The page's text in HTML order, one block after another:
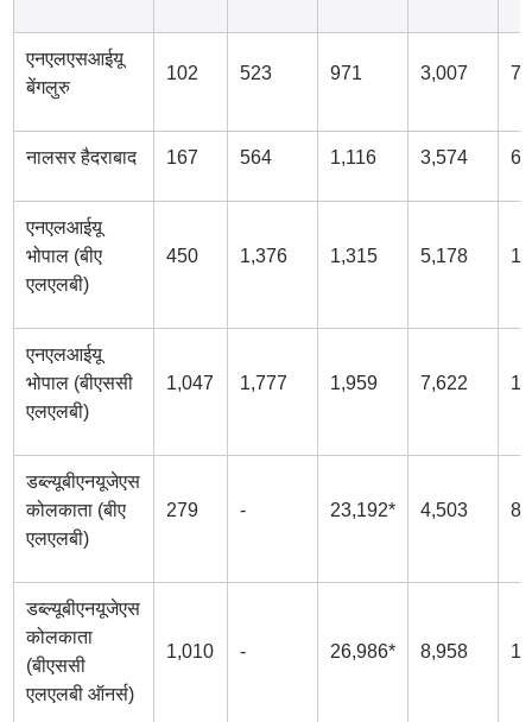
एनएलएसआईयू
बेंगलुरु
102 523 971 3,007
नालसर हैदराबाद 167 564 1,116 3,574
एनएलआईयू
भोपाल (बीए
एलएलबी)
450 1,376 1,315 5,178
एनएलआईयू
भोपाल (बीएससी
एलएलबी)
1,047 1,777 1,959 7,622
डब्ल्यूबीएनयूजेएस
कोलकाता (बीए
एलएलबी)
279 - 23,192* 4,503
डब्ल्यूबीएनयूजेएस
कोलकाता
(बीएससी
एलएलबी ऑनर्स)
1,010 - 26,986* 8,958